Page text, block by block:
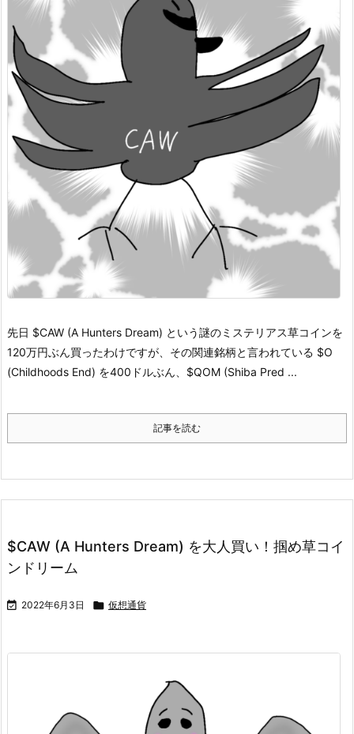
先日 $CAW (A Hunters Dream) という謎のミステリアス草コインを
120万円ぶん買ったわけですが、その関連銘柄と言われている $O
(Childhoods End) を400ドルぶん、$QOM (Shiba Pred ...
記事を読む
$CAW (A Hunters Dream) を大人買い！掴め草コイ
ンドリーム
 2022年6月3日  仮想通貨